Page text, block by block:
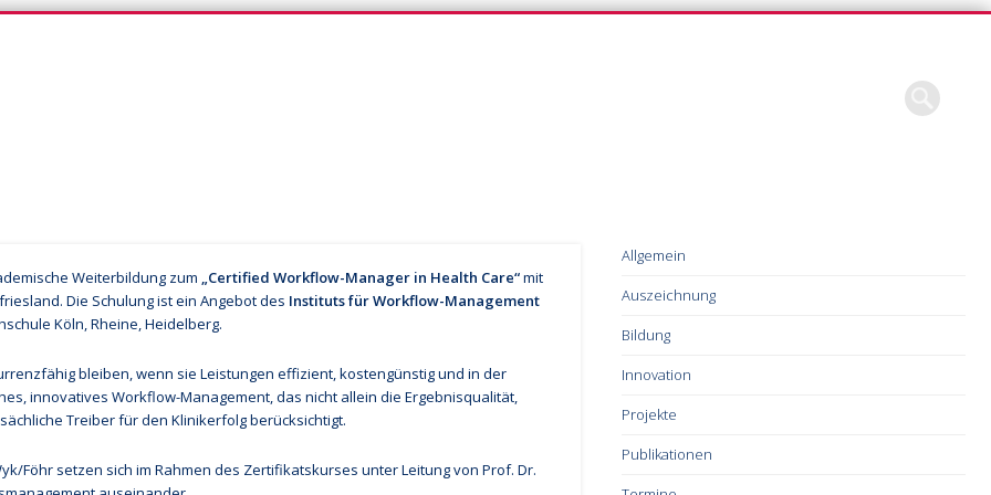
Weiterbildung zum „Certified Workflow-Manager in Health Care“mit
Die Schulung ist ein Angebot des Instituts für Workflow-Management
Köln, Rheine, Heidelberg.
bleiben, wenn sie Leistungen effizient, kostengünstig und in der
innovatives Workflow-Management, das nicht allein die Ergebnisqualität,
Treiber für den Klinikerfolg berücksichtigt.
Föhr setzen sich im Rahmen des Zertifikatskurses unter Leitung von Prof. Dr.
Allgemein
Auszeichnung
Bildung
Innovation
Projekte
Publikationen